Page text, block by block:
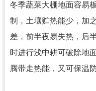
冬季蔬菜大棚地面容易
制，土壤贮热能少，加
差，前半夜易失热，后
时进行浅中耕可破除地
腾带走热能，又可保温